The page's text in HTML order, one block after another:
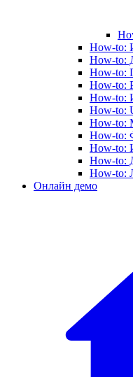
How-to:
How-to:
How-to:
How-to:
How-to:
How-to:
How-to:
How-to:
How-to:
How-to:
How-to:
Онлайн демо